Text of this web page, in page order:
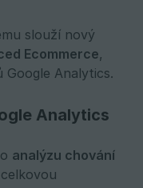
slouží nový
Ecommerce,
Analytics.
Analytics
analýzu chování